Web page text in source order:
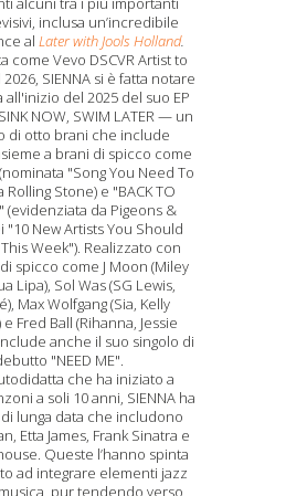
inclusa un’incredibile
alLater with Jools Holland.
come Vevo DSCVR Artist to
SIENNA si è fatta notare
all'inizio del 2025 del suo EP
NOW, SWIM LATER — un
di otto brani che include
a brani di spicco come
"Song You Need To
Rolling Stone) e "BACK TO
(evidenziata da Pigeons &
"10 New Artists You Should
Week"). Realizzato con
spicco come J Moon (Miley
Lipa), Sol Was (SG Lewis,
Max Wolfgang (Sia, Kelly
e Fred Ball (Rihanna, Jessie
anche il suo singolo di
"NEED ME".
che ha iniziato a
a soli 10 anni, SIENNA ha
lunga data che includono
Etta James, Frank Sinatra e
Queste l’hanno spinta
ad integrare elementi jazz